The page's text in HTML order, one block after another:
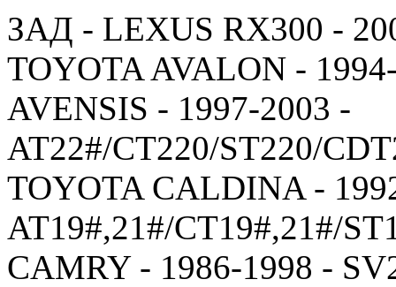
ЗАД - LEXUS RX300 -
TOYOTA AVALON -
AVENSIS - 1997-2003 -
AT22#/CT220/ST220/
TOYOTA CALDINA -
AT19#,21#/CT19#,21#/
CAMRY - 1986-1998 -